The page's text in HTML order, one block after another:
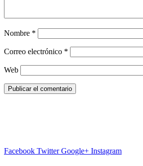
Nombre *
Correo electrónico *
Web
Facebook Twitter Google+ Instagram